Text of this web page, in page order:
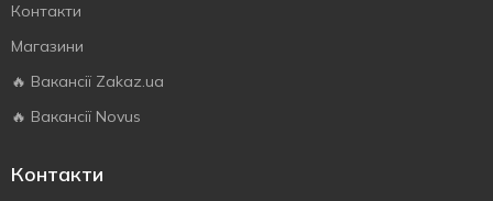
Контакти
Магазини
🔥 Вакансії Zakaz.ua
🔥 Вакансії Novus
Контакти